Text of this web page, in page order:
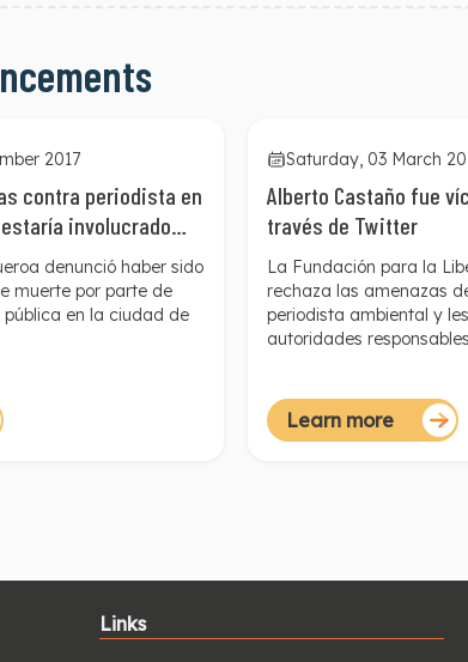
2017
contra periodista en
involucrado
de Bolívar
denunció haber sido
muerte por parte de
en la ciudad de
Saturday, 03 March
Alberto Castaño fue
través de Twitter
La Fundación para la
rechaza las amenazas
periodista ambiental y
autoridades
periodística de Castaño.
Learn more
Links